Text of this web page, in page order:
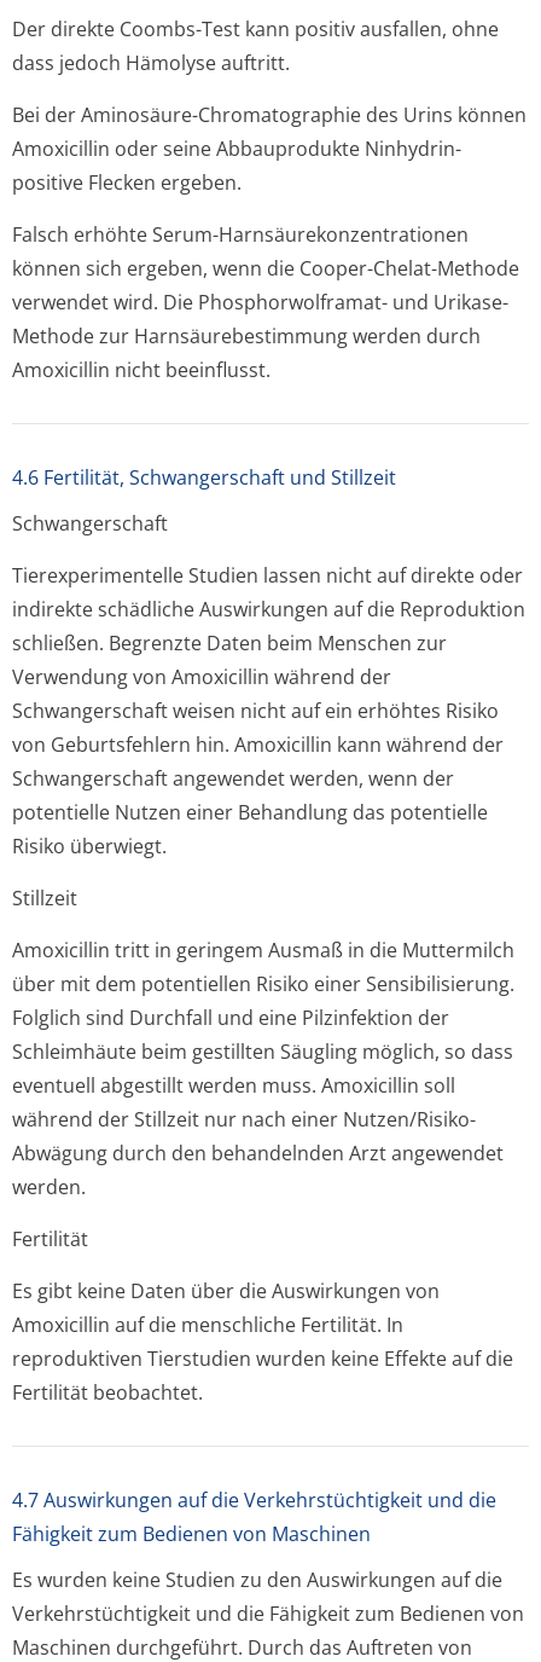
Der direkte Coombs-Test kann positiv ausfallen, ohne
dass jedoch Hämolyse auftritt.
Bei der Aminosäure-Chromatographie des Urins können
Amoxicillin oder seine Abbauprodukte Ninhydrin-
positive Flecken ergeben.
Falsch erhöhte Serum-Harnsäurekonzen­trationen
können sich ergeben, wenn die Cooper-Chelat-Methode
verwendet wird. Die Phosphorwolframat- und Urikase-
Methode zur Harnsäurebestimmung werden durch
Amoxicillin nicht beeinflusst.
4.6 Fertilität, Schwangerschaft und Stillzeit
Schwangerschaft
Tierexperimentelle Studien lassen nicht auf direkte oder
indirekte schädliche Auswirkungen auf die Reproduktion
schließen. Begrenzte Daten beim Menschen zur
Verwendung von Amoxicillin während der
Schwangerschaft weisen nicht auf ein erhöhtes Risiko
von Geburtsfehlern hin. Amoxicillin kann während der
Schwangerschaft angewendet werden, wenn der
potentielle Nutzen einer Behandlung das potentielle
Risiko überwiegt.
Stillzeit
Amoxicillin tritt in geringem Ausmaß in die Muttermilch
über mit dem potentiellen Risiko einer Sensibilisierung.
Folglich sind Durchfall und eine Pilzinfektion der
Schleimhäute beim gestillten Säugling möglich, so dass
eventuell abgestillt werden muss. Amoxicillin soll
während der Stillzeit nur nach einer Nutzen/Risiko-
Abwägung durch den behandelnden Arzt angewendet
werden.
Fertilität
Es gibt keine Daten über die Auswirkungen von
Amoxicillin auf die menschliche Fertilität. In
reproduktiven Tierstudien wurden keine Effekte auf die
Fertilität beobachtet.
4.7 Auswirkungen auf die Verkehrstüchtigkeit und die
Fähigkeit zum Bedienen von Maschinen
Es wurden keine Studien zu den Auswirkungen auf die
Verkehrstüchtigkeit und die Fähigkeit zum Bedienen von
Maschinen durchgeführt. Durch das Auftreten von